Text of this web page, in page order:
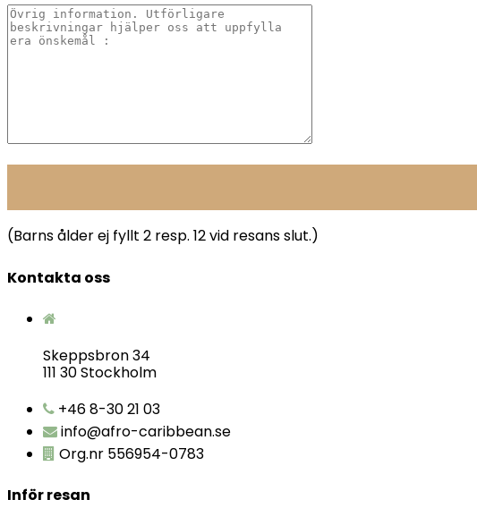
(Barns ålder ej fyllt 2 resp. 12 vid resans slut.)
Kontakta oss
Skeppsbron 34
111 30 Stockholm
+46 8-30 21 03
info@afro-caribbean.se
Org.nr 556954-0783
Inför resan